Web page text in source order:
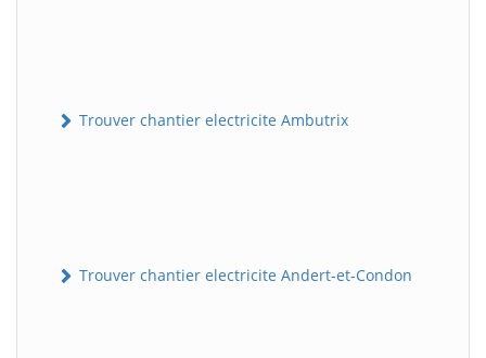
Trouver chantier electricite Ambutrix
Trouver chantier electricite Andert-et-Condon